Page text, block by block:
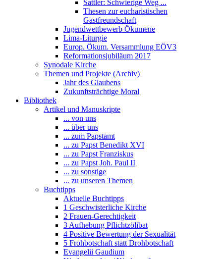
Sattler: Schwierige Weg ...
Thesen zur eucharistischen
Gastfreundschaft
Jugendwettbewerb Ökumene
Lima-Liturgie
Europ. Ökum. Versammlung EÖV3
Reformationsjubiläum 2017
Synodale Kirche
Themen und Projekte (Archiv)
Jahr des Glaubens
Zukunftsträchtige Moral
Bibliothek
Artikel und Manuskripte
... von uns
... über uns
... zum Papstamt
... zu Papst Benedikt XVI
... zu Papst Franziskus
... zu Papst Joh. Paul II
... zu sonstige
... zu unseren Themen
Buchtipps
Aktuelle Buchtipps
1 Geschwisterliche Kirche
2 Frauen-Gerechtigkeit
3 Aufhebung Pflichtzölibat
4 Positive Bewertung der Sexualität
5 Frohbotschaft statt Drohbotschaft
Evangelii Gaudium